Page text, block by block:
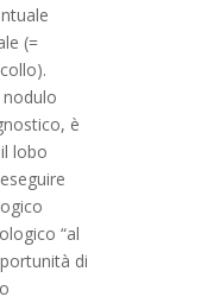
(=
è
lobo
“al
di